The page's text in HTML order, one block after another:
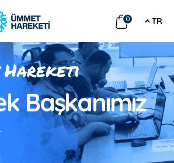
0 TR
Hareketi
Başkanımız